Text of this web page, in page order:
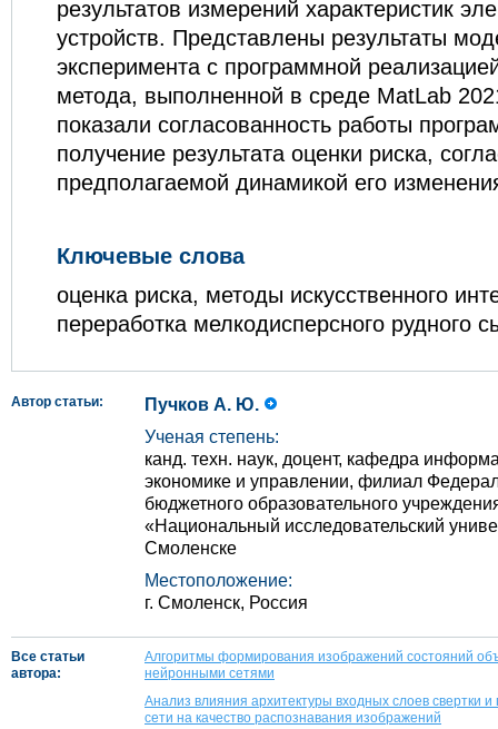
результатов измерений характеристик
устройств. Представлены результаты
эксперимента с программной
метода, выполненной в среде MatLab
показали согласованность работы
получение результата оценки риска,
предполагаемой динамикой его
Ключевые слова
оценка риска, методы искусственного
переработка мелкодисперсного рудного
Автор статьи:
Пучков А. Ю.
Ученая степень:
канд. техн. наук, доцент, кафедра
экономике и управлении, филиал
бюджетного образовательного
«Национальный исследовательский
Смоленске
Местоположение:
г. Смоленск, Россия
Все статьи
автора:
Алгоритмы формирования изображений состояний
нейронными сетями
Анализ влияния архитектуры входных слоев свертки
сети на качество распознавания изображений